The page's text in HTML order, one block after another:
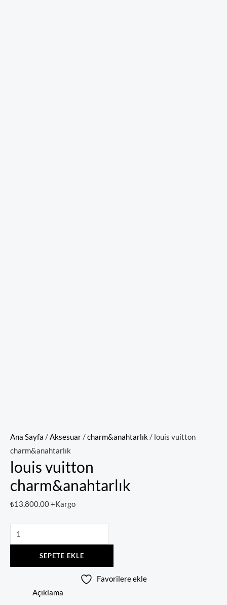
Ana Sayfa /Aksesuar/charm&anahtarlık/ louis vuitton
charm&anahtarlık
louis vuitton
charm&anahtarlık
₺13,800.00+Kargo
SEPETE EKLE
Favorilere ekle
Açıklama